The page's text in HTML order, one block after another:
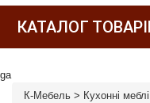
КАТАЛОГ
ga
К-Мебель > Кухонні меблі